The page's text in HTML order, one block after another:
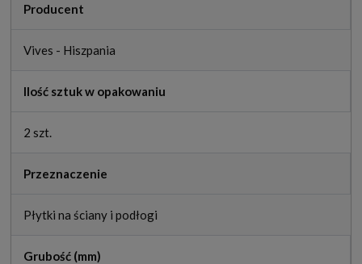
Producent
Vives - Hiszpania
Ilość sztuk w opakowaniu
2 szt.
Przeznaczenie
Płytki na ściany i podłogi
Grubość (mm)